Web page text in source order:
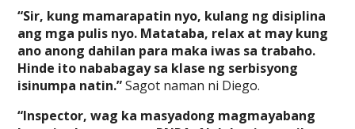
“Sir, kung mamarapatin nyo, kulang ng disiplina
ang mga pulis nyo. Matataba, relax at may kung
ano anong dahilan para maka iwas sa trabaho.
Hinde ito nababagay sa klase ng serbisyong
isinumpa natin.”Sagot naman ni Diego.
“Inspector, wag ka masyadong magmayabang